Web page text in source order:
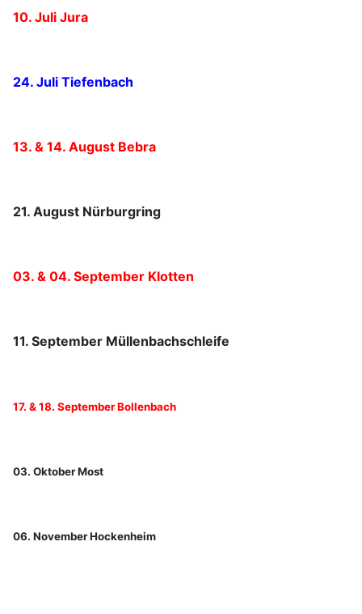
10. Juli Jura
24. Juli Tiefenbach
13. & 14. August Bebra
21. August Nürburgring
03. & 04. September Klotten
11. September Müllenbachschleife
17. & 18. September Bollenbach
03. Oktober Most
06. November Hockenheim